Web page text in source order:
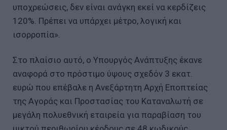
υποχρεώσεις, δεν είναι ανάγκη εκεί να κερδίζεις
120%. Πρέπει να υπάρχει μέτρο, λογική και
ισορροπία».
Στο πλαίσιο αυτό, ο Υπουργός Ανάπτυξης έκανε
αναφορά στο πρόστιμο ύψους σχεδόν 3 εκατ.
ευρώ που επέβαλε η Ανεξάρτητη Αρχή Εποπτείας
της Αγοράς και Προστασίας του Καταναλωτή σε
μεγάλη πολυεθνική εταιρεία για παραβίαση του